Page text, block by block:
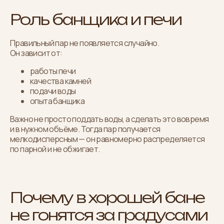
Роль банщика и печи
Правильный пар не появляется случайно.
Он зависит от:
работы печи
качества камней
подачи воды
опыта банщика
Важно не просто поддать воды, а сделать это вовремя
и в нужном объёме. Тогда пар получается
мелкодисперсным — он равномерно распределяется
по парной и не обжигает.
Почему в хорошей бане
не гонятся за градусами